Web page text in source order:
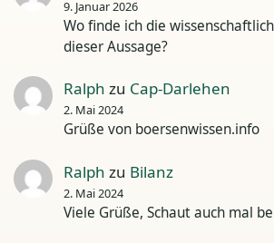
9. Januar 2026
Wo finde ich die
dieser Aussage?
Ralph zu Cap-Darlehen
2. Mai 2024
Grüße von boersenwissen.info
Ralph zu Bilanz
2. Mai 2024
Viele Grüße, Schaut auch mal